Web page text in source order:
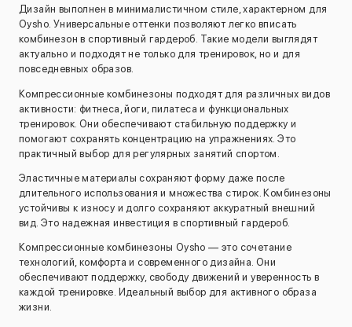
Дизайн выполнен в минималистичном стиле, характерном для
Oysho. Универсальные оттенки позволяют легко вписать
комбинезон в спортивный гардероб. Такие модели выглядят
актуально и подходят не только для тренировок, но и для
повседневных образов.
Компрессионные комбинезоны подходят для различных видов
активности: фитнеса, йоги, пилатеса и функциональных
тренировок. Они обеспечивают стабильную поддержку и
помогают сохранять концентрацию на упражнениях. Это
практичный выбор для регулярных занятий спортом.
Эластичные материалы сохраняют форму даже после
длительного использования и множества стирок. Комбинезоны
устойчивы к износу и долго сохраняют аккуратный внешний
вид. Это надежная инвестиция в спортивный гардероб.
Компрессионные комбинезоны Oysho — это сочетание
технологий, комфорта и современного дизайна. Они
обеспечивают поддержку, свободу движений и уверенность в
каждой тренировке. Идеальный выбор для активного образа
жизни.